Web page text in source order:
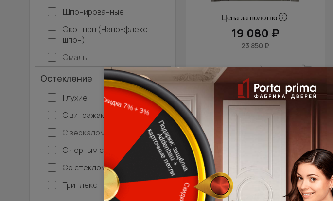
Шпонированные
Экошпон (Нано-флекс
шпон)
Эмаль
Остекление
Глухие
С витражами
С зеркалом
С черным стеклом
Со стеклом
Триплекс
Цена за полотно
19 080 ₽
23 850 ₽
Межкомнатная дверь Prato
Neo Classic Decoro / Прато
Нео Классик Декоро